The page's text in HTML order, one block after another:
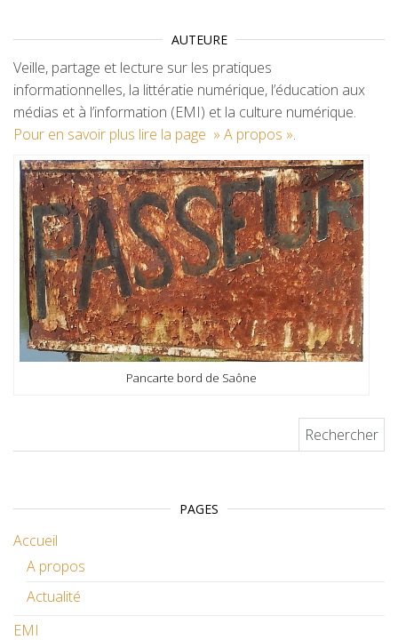
AUTEURE
Veille, partage et lecture sur les pratiques
informationnelles, la littératie numérique, l’éducation aux
médias et à l’information (EMI) et la culture numérique.
Pour en savoir plus lire la page » A propos ».
Pancarte bord de Saône
PAGES
Accueil
A propos
Actualité
EMI